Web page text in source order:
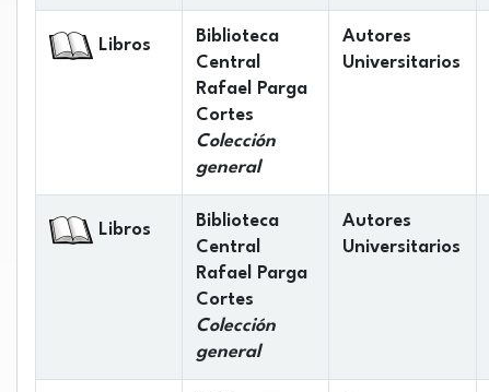
Libros
Biblioteca
Central
Rafael Parga
Cortes
Colección
general
Autores
Universitarios
Libros
Biblioteca
Central
Rafael Parga
Cortes
Colección
general
Autores
Universitarios